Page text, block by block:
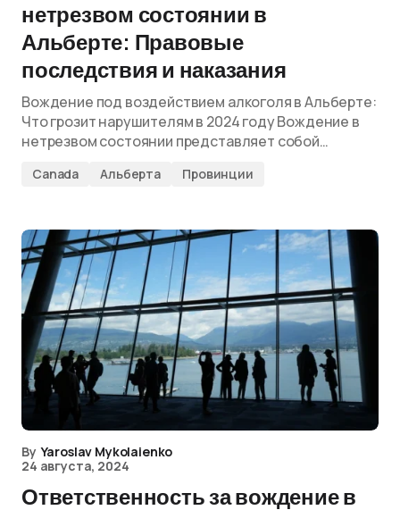
нетрезвом состоянии в
Альберте: Правовые
последствия и наказания
Вождение под воздействием алкоголя в Альберте:
Что грозит нарушителям в 2024 году Вождение в
нетрезвом состоянии представляет собой…
Canada Альберта Провинции
By Yaroslav Mykolaienko
24 августа, 2024
Ответственность за вождение в